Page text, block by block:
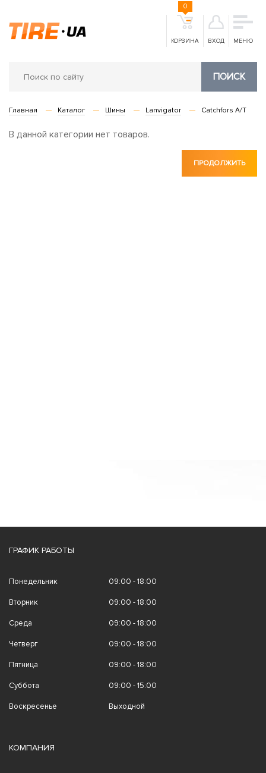
КОРЗИНА
0
ВХОД МЕНЮ
ПОИСК
Главная Каталог Шины Lanvigator Catchfors A/T
В данной категории нет товаров.
ПРОДОЛЖИТЬ
ГРАФИК РАБОТЫ
Понедельник 09:00 - 18:00
Вторник 09:00 - 18:00
Среда 09:00 - 18:00
Четверг 09:00 - 18:00
Пятница 09:00 - 18:00
Суббота 09:00 - 15:00
Воскресенье Выходной
КОМПАНИЯ